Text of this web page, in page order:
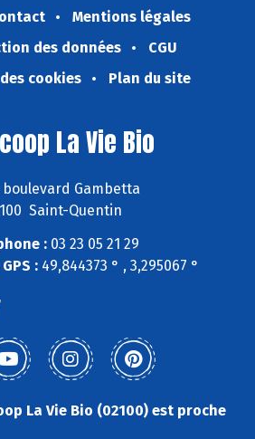
Mentions légales
des données
CGU
cookies
Plan du site
La Vie Bio
boulevard Gambetta
Saint-Quentin
:03 23 05 21 29
: 49,844373 ° , 3,295067 °
La Vie Bio (02100) est proche